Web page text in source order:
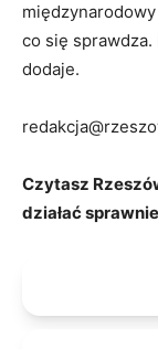
co się
dodaje.
Czytasz
działać